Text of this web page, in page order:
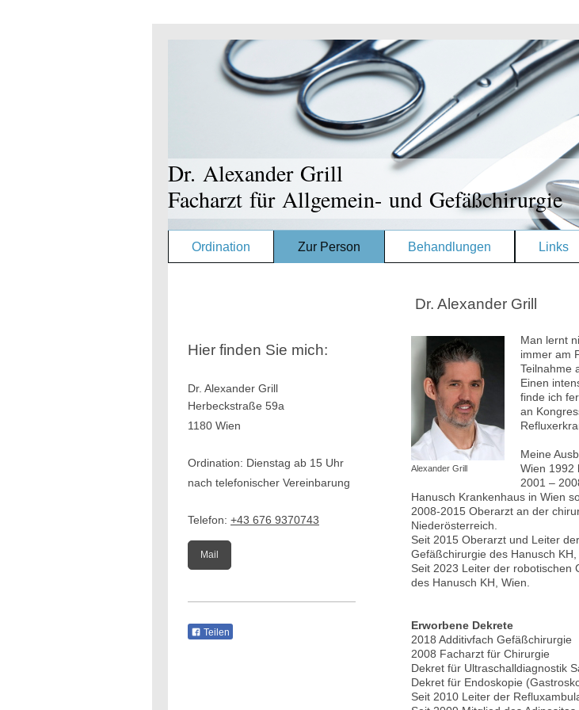
Dr. Alexander Grill
Facharzt für Allgemein- und Gefäßchirurgie
Ordination Zur Person Behandlungen Links
Dr. Alexander Grill
Alexander Grill
Man lernt
immer am
Teilnahme
Einen
finde ich
an
Meine
Wien 1992
2001 –
Hanusch Krankenhaus in Wien
2008-2015 Oberarzt an der
Niederösterreich.
Seit 2015 Oberarzt und Leiter
Gefäßchirurgie des Hanusch KH,
Seit 2023 Leiter der robotischen
des Hanusch KH, Wien.
Erworbene Dekrete
2018 Additivfach Gefäßchirurgie
2008 Facharzt für Chirurgie
Dekret für Ultraschalldiagnostik
Dekret für Endoskopie
Seit 2010 Leiter der
Hier finden Sie mich:
Dr. Alexander Grill
Herbeckstraße 59a
1180 Wien
Ordination: Dienstag ab 15 Uhr
nach telefonischer Vereinbarung
Telefon: +43 676 9370743
Mail
Teilen